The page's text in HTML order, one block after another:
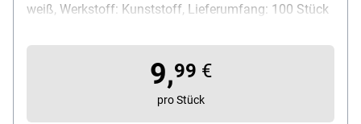
weiß, Werkstoff: Kunststoff, Lieferumfang: 100 Stück
9,99 €
pro Stück